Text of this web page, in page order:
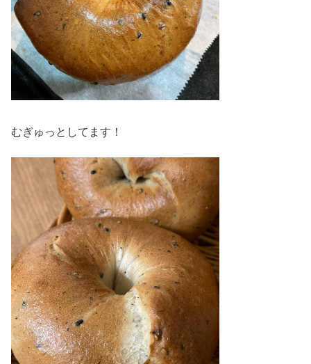
むぎゅっとしてます！